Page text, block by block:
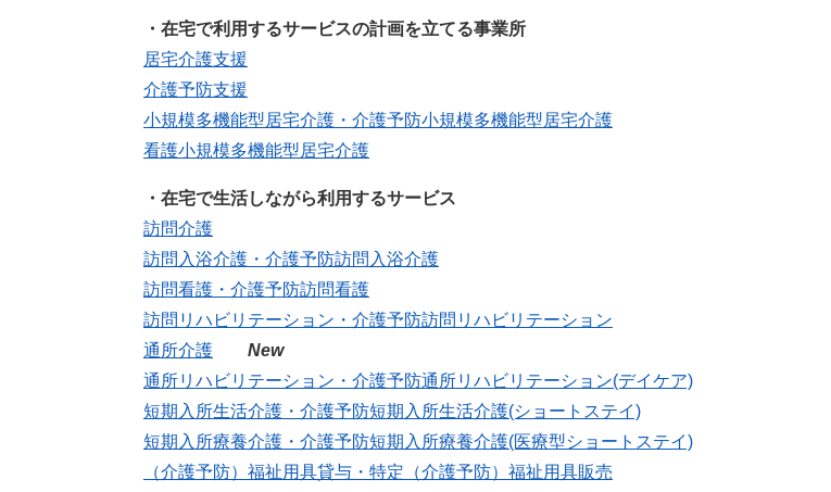
・在宅で利用するサービスの計画を立てる事業所​
居宅介護支援
介護予防支援
小規模多機能型居宅介護・介護予防小規模多機能型居宅介護
看護小規模多機能型居宅介護​
・在宅で生活しながら利用するサービス
訪問介護
訪問入浴介護・介護予防訪問入浴介護
訪問看護・介護予防訪問看護
訪問リハビリテーション・介護予防訪問リハビリテーション
通所介護
New
通所リハビリテーション・介護予防通所リハビリテーション(デイケア)
短期入所生活介護・介護予防短期入所生活介護(ショートステイ)
短期入所療養介護・介護予防短期入所療養介護(医療型ショートステイ)
（介護予防）福祉用具貸与・特定（介護予防）福祉用具販売